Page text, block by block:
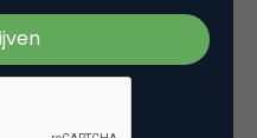
partners bij
een
– of in
standaard in beeld is.